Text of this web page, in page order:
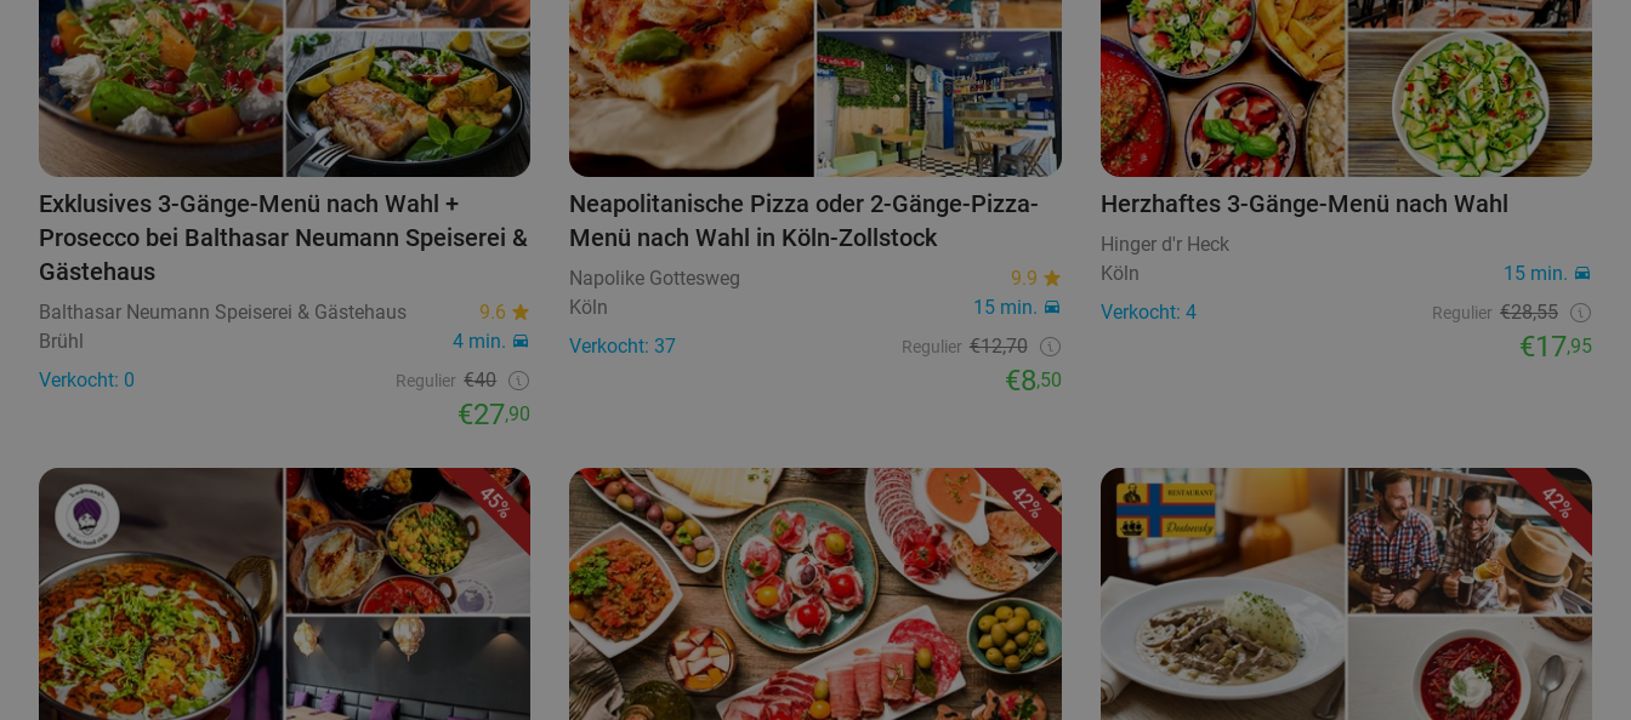
Exklusives 3-Gänge-Menü nach Wahl +
Prosecco bei Balthasar Neumann Speiserei &
Gästehaus
Balthasar Neumann Speiserei & Gästehaus
9.6
Brühl
4 min.
Verkocht: 0
Regulier €40
€27,90
Neapolitanische Pizza oder 2-Gänge-Pizza-
Menü nach Wahl in Köln-Zollstock
Napolike Gottesweg
9.9
Köln
15 min.
Verkocht: 37
Regulier €12,70
€8,50
Herzhaftes 3-Gänge-Menü nach Wahl
Hinger d'r Heck
Köln
15 min.
Verkocht: 4
Regulier €28,55
€17,95
45% 42% 42%